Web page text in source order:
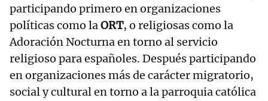
participando primero en organizaciones
políticas como laORT, o religiosas como la
Adoración Nocturna en torno al servicio
religioso para españoles. Después participando
en organizaciones más de carácter migratorio,
social y cultural en torno a la parroquia católica